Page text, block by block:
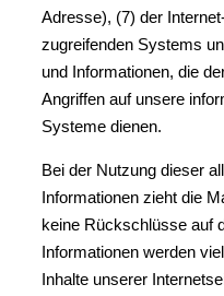
Adresse), (7) der
zugreifenden Systems
und Informationen, die
Angriffen auf unsere
Systeme dienen.
Bei der Nutzung dieser
Informationen zieht die
keine Rückschlüsse auf
Informationen werden
Inhalte unserer